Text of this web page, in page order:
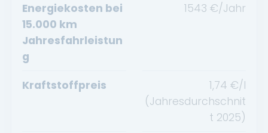
Energiekosten bei
15.000 km
Jahresfahrleistun
g
1543 €/Jahr
Kraftstoffpreis 1,74 €/l
(Jahresdurchschnit
t 2025)